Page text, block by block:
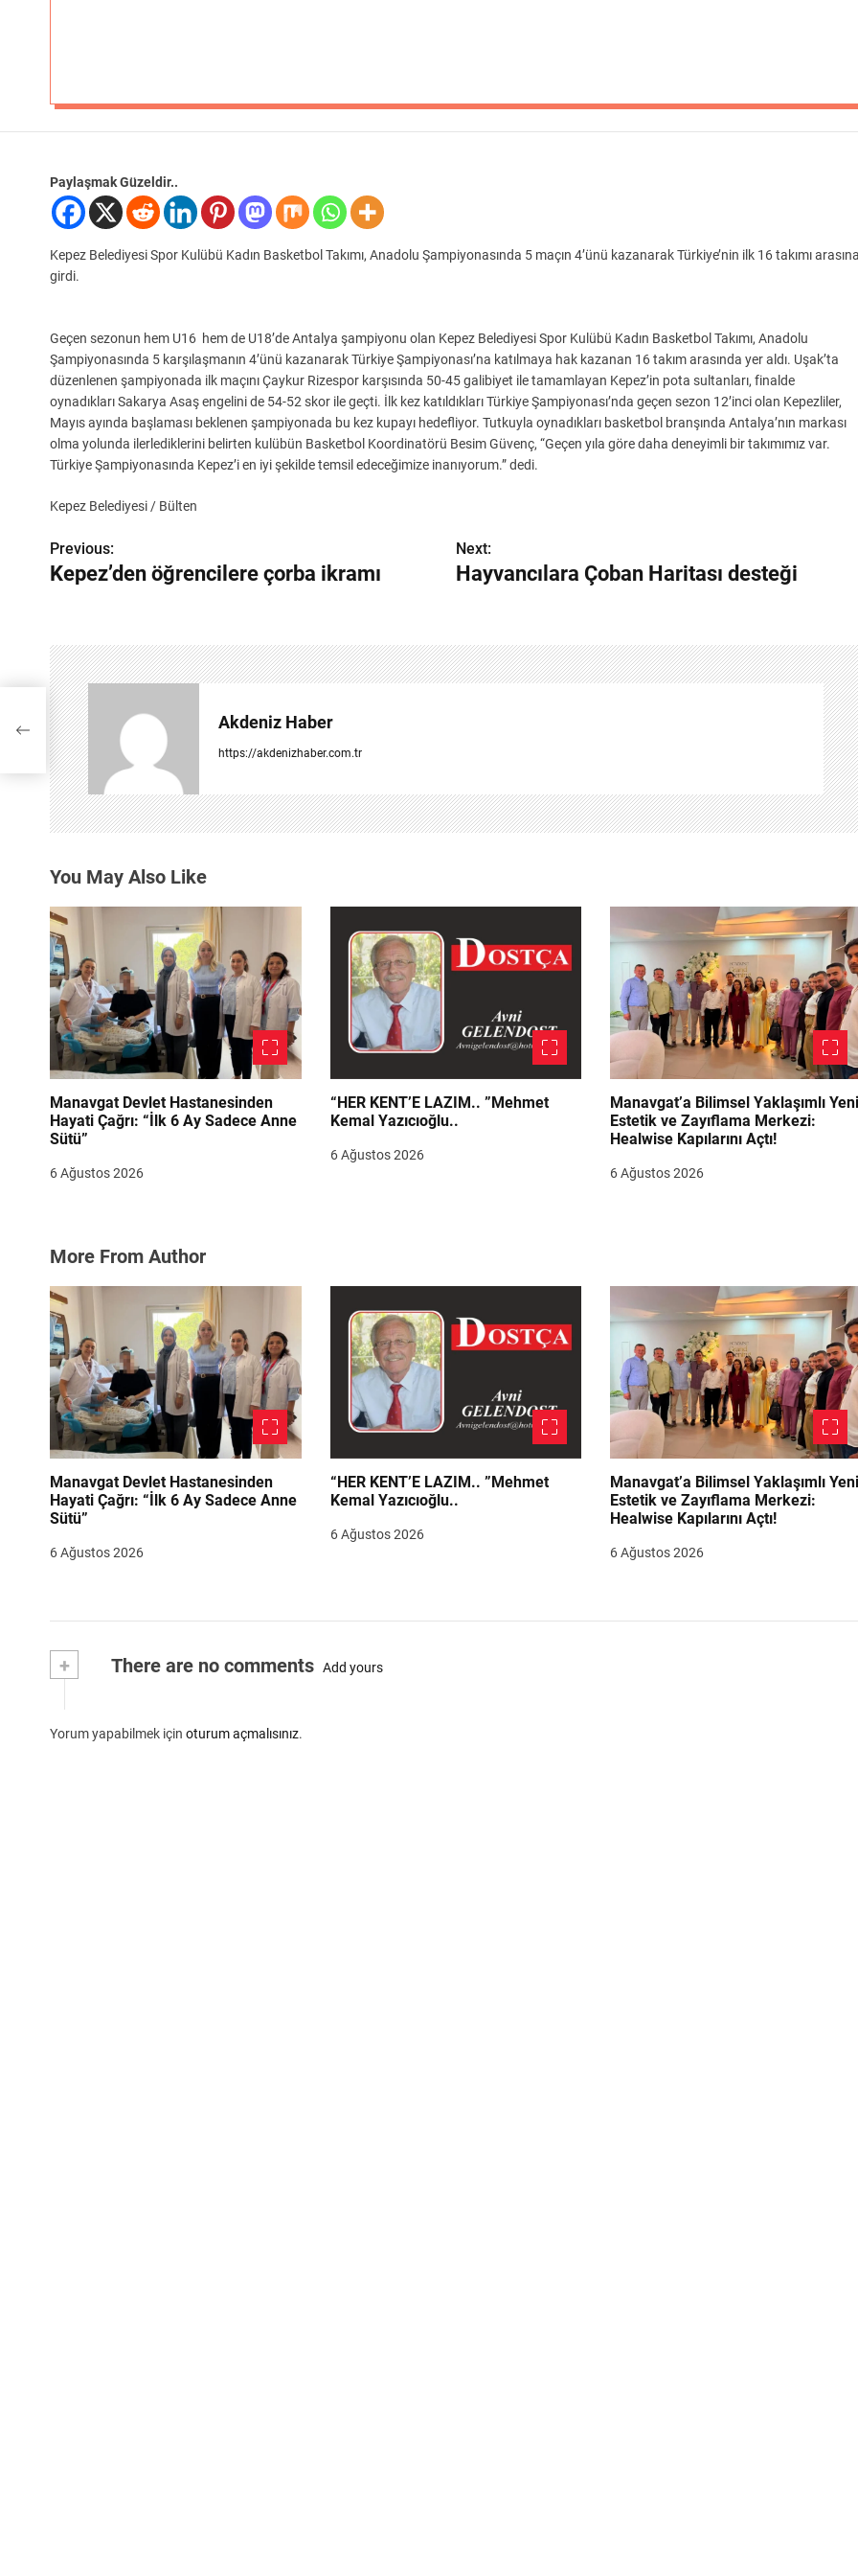
Paylaşmak Güzeldir..
Kepez Belediyesi Spor Kulübü Kadın Basketbol Takımı, Anadolu Şampiyonasında 5 maçın 4’ünü kazanarak Türkiye’nin ilk 16 takımı
girdi.
Geçen sezonun hem U16 hem de U18’de Antalya şampiyonu olan Kepez Belediyesi Spor Kulübü Kadın Basketbol Takımı, Anadolu
Şampiyonasında 5 karşılaşmanın 4’ünü kazanarak Türkiye Şampiyonası’na katılmaya hak kazanan 16 takım arasında yer aldı. Uşak’ta
düzenlenen şampiyonada ilk maçını Çaykur Rizespor karşısında 50-45 galibiyet ile tamamlayan Kepez’in pota sultanları, finalde
oynadıkları Sakarya Asaş engelini de 54-52 skor ile geçti. İlk kez katıldıkları Türkiye Şampiyonası’nda geçen sezon 12’inci olan Kepezliler,
Mayıs ayında başlaması beklenen şampiyonada bu kez kupayı hedefliyor. Tutkuyla oynadıkları basketbol branşında Antalya’nın markası
olma yolunda ilerlediklerini belirten kulübün Basketbol Koordinatörü Besim Güvenç, “Geçen yıla göre daha deneyimli bir takımımız var.
Türkiye Şampiyonasında Kepez’i en iyi şekilde temsil edeceğimize inanıyorum.” dedi.
Kepez Belediyesi / Bülten
Y
ı
g
e
z
i
m
e
s
i
Previous:
Kepez’den öğrencilere çorba ikramı
Next:
Hayvancılara Çoban Haritası desteği
Akdeniz Haber
https://akdenizhaber.com.tr
You May Also Like
Manavgat Devlet Hastanesinden
Hayati Çağrı: “İlk 6 Ay Sadece Anne
Sütü”
6 Ağustos 2026
“HER KENT’E LAZIM.. ”Mehmet
Kemal Yazıcıoğlu..
6 Ağustos 2026
Manavgat’a Bilimsel Yaklaşımlı
Estetik ve Zayıflama Merkezi:
Healwise Kapılarını Açtı!
6 Ağustos 2026
More From Author
Manavgat Devlet Hastanesinden
Hayati Çağrı: “İlk 6 Ay Sadece Anne
Sütü”
6 Ağustos 2026
“HER KENT’E LAZIM.. ”Mehmet
Kemal Yazıcıoğlu..
6 Ağustos 2026
Manavgat’a Bilimsel Yaklaşımlı
Estetik ve Zayıflama Merkezi:
Healwise Kapılarını Açtı!
6 Ağustos 2026
+ There are no comments Add yours
Yorum yapabilmek için oturum açmalısınız.